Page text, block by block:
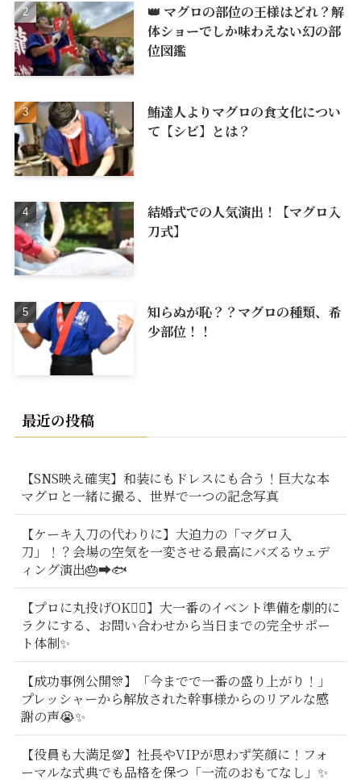
👑 マグロの部位の王様はどれ？解
体ショーでしか味わえない幻の部
位図鑑
鮪達人よりマグロの食文化につい
て【シビ】とは？
結婚式での人気演出！【マグロ入
刀式】
知らぬが恥？？マグロの種類、希
少部位！！
最近の投稿
【SNS映え確実】和装にもドレスにも合う！巨大な本
マグロと一緒に撮る、世界で一つの記念写真
【ケーキ入刀の代わりに】大迫力の「マグロ入
刀」！？会場の空気を一変させる最高にバズるウェデ
ィング演出🎂➡️🐟
【プロに丸投げOK🙆‍♂️】大一番のイベント準備を劇的に
ラクにする、お問い合わせから当日までの完全サポー
ト体制✨
【成功事例公開🎊】「今までで一番の盛り上がり！」
プレッシャーから解放された幹事様からのリアルな感
謝の声😭✨
【役員も大満足💯】社長やVIPが思わず笑顔に！フォ
ーマルな式典でも品格を保つ「一流のおもてなし」✨